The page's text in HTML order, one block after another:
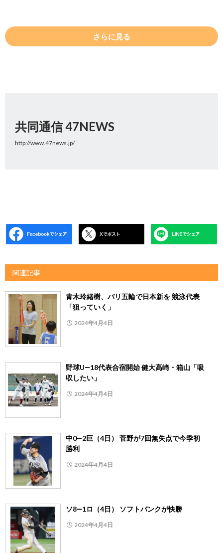
さらに見る
共同通信 47NEWS
http://www.47news.jp/
関連記事
青木玲緒樹、パリ五輪で日本新を 競泳代表
「狙っていく」
2024年4月4日
野球U―18代表合宿開始 健大高崎・箱山「吸
収したい」
2024年4月4日
中0―2巨（4日） 菅野が7回無失点で今季初
勝利
2024年4月4日
ソ8―1ロ（4日） ソフトバンクが快勝
2024年4月4日